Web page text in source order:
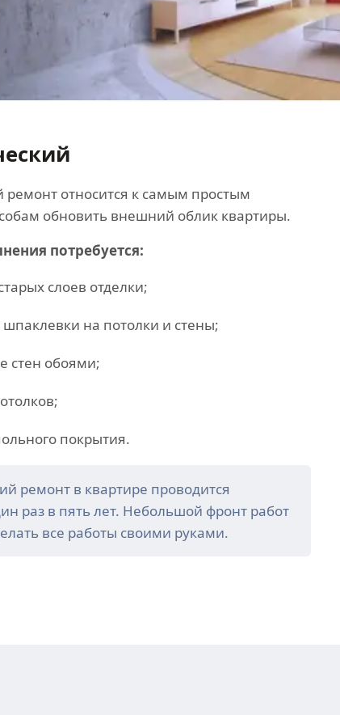
ремонт относится к самым простым
обновить внешний облик квартиры.
потребуется:
слоев отделки;
на потолки и стены;
стен обоями;
покрытия.
ремонт в квартире проводится
раз в пять лет. Небольшой фронт работ
все работы своими руками.